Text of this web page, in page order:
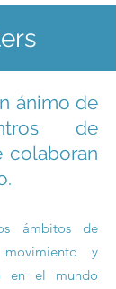
ánimo de
de
colaboran
ámbitos de
y
en el mundo